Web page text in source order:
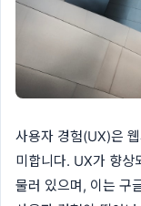
사용자 경험(UX)은
미합니다. UX가 향상
물러 있으며, 이는 구